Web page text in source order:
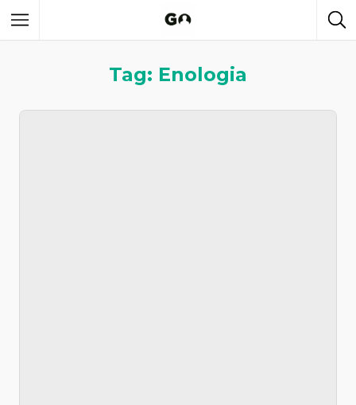
Tag: Enologia